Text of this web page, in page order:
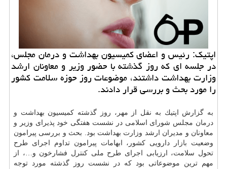
اپتیك: رئیس و اعضای كمیسیون بهداشت و درمان مجلس،
در جلسه ای كه روز گذشته با حضور وزیر و معاونان ارشد
وزارت بهداشت داشتند، موضوعات روز حوزه سلامت كشور
را مورد بحث و بررسی قرار دادند.
به گزارش اپتیك به نقل از مهر، روز گذشته كمیسیون بهداشت و
درمان مجلس شورای اسلامی در نشست هفتگی خود پذیرای وزیر و
معاونان و مدیران ارشد وزارت بهداشت بود. بحث و بررسی پیرامون
وضعیت بازار
دارویی كشور، ابهامات پیرامون تداوم اجرای طرح
تحول سلامت، ارزیابی اجرای طرح ملی كنترل فشارخون و…، از
مهم ترین موضوعاتی بود كه در نشست روز گذشته مورد توجه